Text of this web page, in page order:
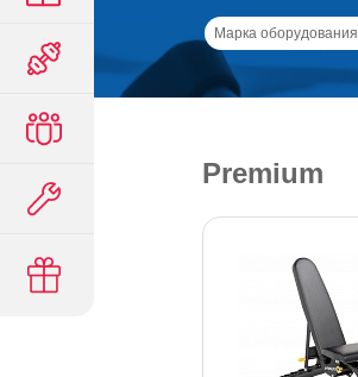
Марка оборудования
Premium